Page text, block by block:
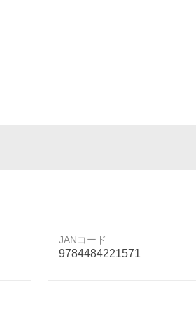
JANコード
9784484221571